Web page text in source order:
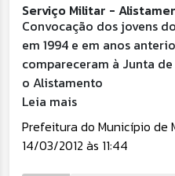
Serviço Militar -
Convocação dos jovens
em 1994 e em anos
compareceram à Junta
o Alistamento
Leia mais
Prefeitura do Município de
14/03/2012 às 11:44